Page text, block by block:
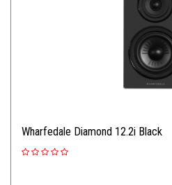
Wharfedale Diamond 12.2i Black